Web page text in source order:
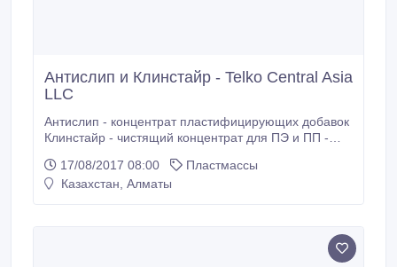
Антислип и Клинстайр - Telko Central Asia
LLC
Антислип - концентрат пластифицирующих добавок
Клинстайр - чистящий концентрат для ПЭ и ПП -
17/08/2017 08:00
Пластмассы
Казахстан, Алматы